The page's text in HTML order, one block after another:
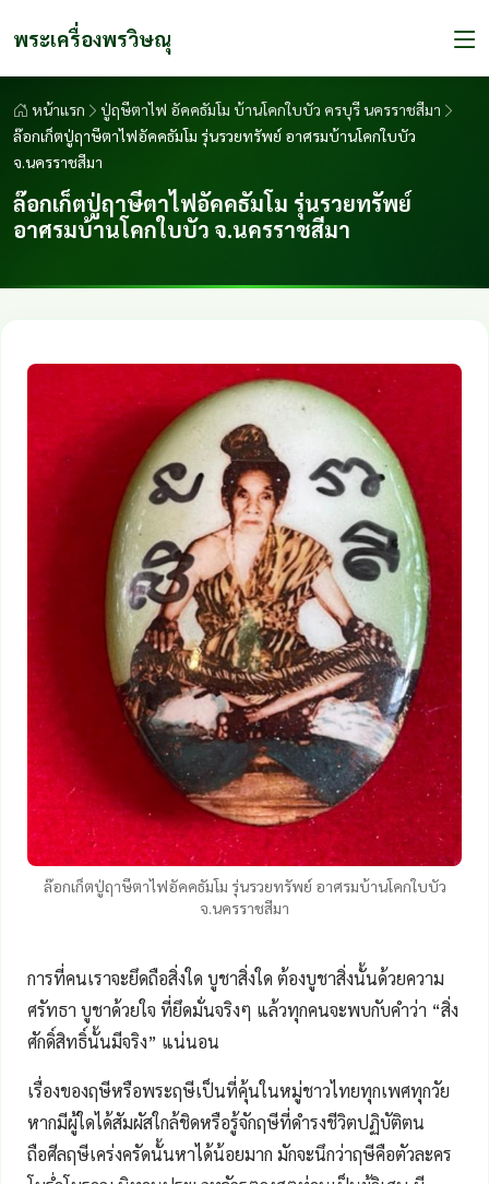
พระเครื่องพรวิษณุ
หน้าแรก
ปู่ฤษีตาไฟ อัคคธัมโม บ้านโคกใบบัว ครบุรี นครราชสีมา
ล๊อกเก็ตปู่ฤาษีตาไฟอัคคธัมโม รุ่นรวยทรัพย์ อาศรมบ้านโคกใบบัว
จ.นครราชสีมา
ล๊อกเก็ตปู่ฤาษีตาไฟอัคคธัมโม รุ่นรวยทรัพย์
อาศรมบ้านโคกใบบัว จ.นครราชสีมา
ล๊อกเก็ตปู่ฤาษีตาไฟอัคคธัมโม รุ่นรวยทรัพย์ อาศรมบ้านโคกใบบัว
จ.นครราชสีมา
การที่คนเราจะยึดถือสิ่งใด บูชาสิ่งใด ต้องบูชาสิ่งนั้นด้วยความ
ศรัทธา บูชาด้วยใจ ที่ยึดมั่นจริงๆ แล้วทุกคนจะพบกับคำว่า “สิ่ง
ศักดิ์สิทธิ์นั้นมีจริง” แน่นอน
เรื่องของฤษีหรือพระฤษีเป็นที่คุ้นในหมู่ชาวไทยทุกเพศทุกวัย
หากมีผู้ใดได้สัมผัสใกล้ชิดหรือรู้จักฤษีที่ดำรงชีวิตปฏิบัติตน
ถือศีลฤษีเคร่งครัดนั้นหาได้น้อยมาก มักจะนึกว่าฤษีคือตัวละคร